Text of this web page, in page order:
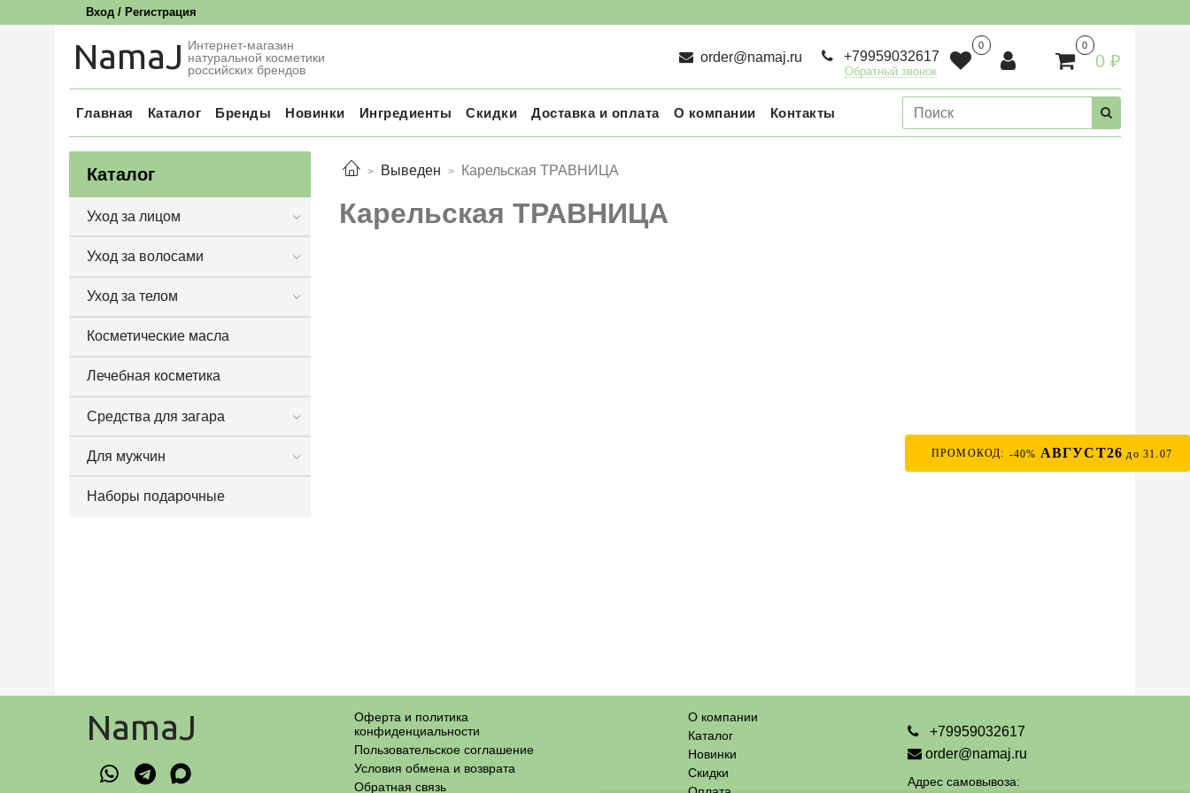
Вход / Регистрация
ПРОМОКОД: -40% АВГУСТ26 до 31.07
NamaJ Интернет-магазин
натуральной косметики
российских брендов
order@namaj.ru +79959032617
Обратный звонок
0 0
0 ₽
Главная Каталог Бренды Новинки Ингредиенты Скидки Доставка и оплата О компании Контакты
Выведен Карельская ТРАВНИЦА
Карельская ТРАВНИЦА
Каталог
Уход за лицом
Уход за волосами
Уход за телом
Косметические масла
Лечебная косметика
Средства для загара
Для мужчин
Наборы подарочные
NamaJ
Оферта и политика
конфиденциальности
Пользовательское соглашение
Условия обмена и возврата
Обратная связь
О компании
Каталог
Новинки
Скидки
+79959032617
order@namaj.ru
Адрес самовывоза: